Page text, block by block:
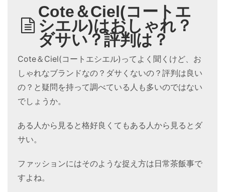
Cote＆Ciel(コートエ
シエル)はおしゃれ？
ダサい？評判は？
Cote＆Ciel(コートエシエル)ってよく聞くけど、お
しゃれなブランドなの？ダサくないの？評判は良い
の？と疑問を持って調べている人も多いのではない
でしょうか。
ある人から見ると格好良くてもある人から見るとダ
サい。
ファッションにはそのような捉え方は日常茶飯事で
すよね。